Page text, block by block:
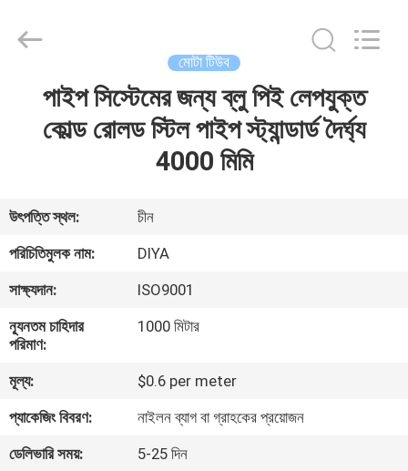
আমাদের
সম্পর্কে
কারখানা
ভ্রমণ
মান
নিয়ন্ত্রণ
মোটা টিউব
পাইপ সিস্টেমের জন্য ব্লু পিই লেপযুক্ত
কোল্ড রোলড স্টিল পাইপ স্ট্যান্ডার্ড দৈর্ঘ্য
4000 মিমি
উৎপত্তি স্থল:
চীন
পরিচিতিমুলক নাম:
DIYA
সাক্ষ্যদান:
ISO9001
ন্যূনতম চাহিদার
পরিমাণ:
1000 মিটার
মূল্য:
$0.6 per meter
প্যাকেজিং বিবরণ:
নাইলন ব্যাগ বা গ্রাহকের প্রয়োজন
ডেলিভারি সময়:
5-25 দিন